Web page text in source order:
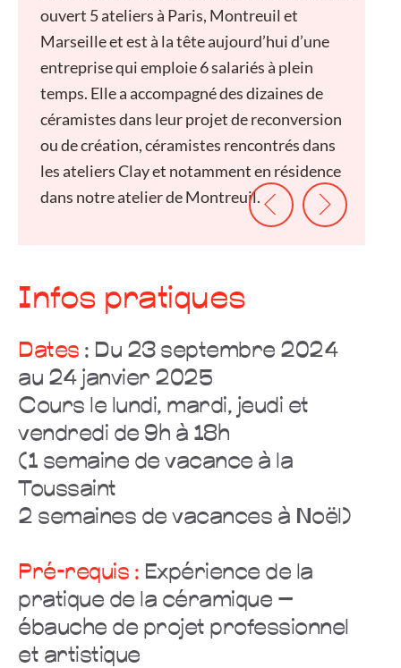
ouvert 5 ateliers à Paris, Montreuil et
Marseille et est à la tête aujourd’hui d’une
entreprise qui emploie 6 salariés à plein
temps. Elle a accompagné des dizaines de
céramistes dans leur projet de reconversion
ou de création, céramistes rencontrés dans
les ateliers Clay et notamment en résidence
dans notre atelier de Montreuil.
Infos pratiques
Dates : Du 23 septembre 2024
au 24 janvier 2025
Cours le lundi, mardi, jeudi et
vendredi de 9h à 18h
(1 semaine de vacance à la
Toussaint
2 semaines de vacances à Noël)
Pré-requis : Expérience de la
pratique de la céramique –
ébauche de projet professionnel
et artistique